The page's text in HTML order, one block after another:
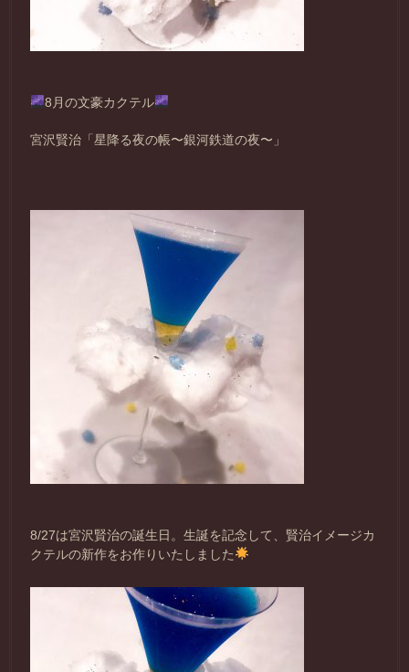
8月の文豪カクテル
宮沢賢治「星降る夜の帳〜銀河鉄道の夜〜」
8/27は宮沢賢治の誕生日。生誕を記念して、賢治イメージカ
クテルの新作をお作りいたしました